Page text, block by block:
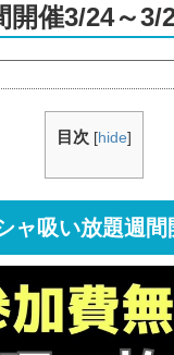
開催3/24～3/
目次 [hide]
ャ吸い放題週